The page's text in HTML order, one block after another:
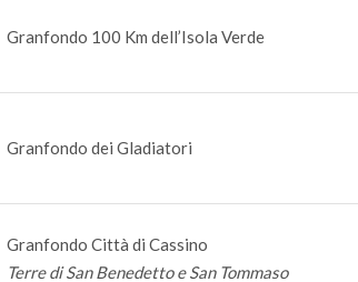
Granfondo 100 Km dell’Isola Verde
Granfondo dei Gladiatori
Granfondo Città di Cassino
Terre di San Benedetto e San Tommaso